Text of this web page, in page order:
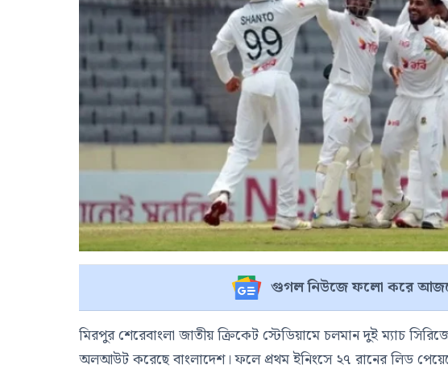
গুগল নিউজে ফলো করে
মিরপুর শেরেবাংলা জাতীয় ক্রিকেট স্টেডিয়ামে চলমান দুই ম্যাচ
অলআউট করেছে বাংলাদেশ। ফলে প্রথম ইনিংসে ২৭ রানের লিড